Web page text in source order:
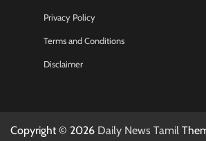
Privacy Policy
Terms and Conditions
Disclaimer
Copyright © 2026 Daily News Tamil